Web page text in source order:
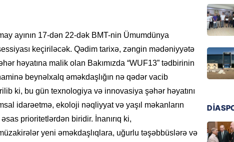
ayının 17-dən 22-dək BMT-nin Ümumdünya
keçiriləcək. Qədim tarixə, zəngin mədəniyyətə
həyatına malik olan Bakımızda “WUF13” tədbirinin
beynəlxalq əməkdaşlığın nə qədər vacib
ki, bu gün texnologiya və innovasiya şəhər həyatını
idarəetmə, ekoloji nəqliyyat və yaşıl məkanların
prioritetlərdən biridir. İnanırıq ki,
yeni əməkdaşlıqlara, uğurlu təşəbbüslərə və
HADISƏ
DÜNYA
Kiyev
neft